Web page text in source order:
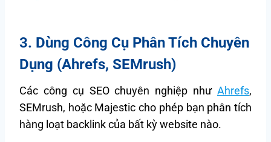
3. Dùng Công Cụ Phân Tích Chuyên
Dụng (Ahrefs, SEMrush)
Các công cụ SEO chuyên nghiệp như Ahrefs,
SEMrush, hoặc Majestic cho phép bạn phân tích
hàng loạt backlink của bất kỳ website nào.